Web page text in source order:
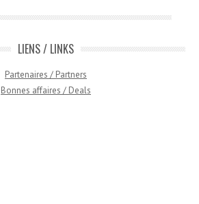
LIENS / LINKS
Partenaires / Partners
Bonnes affaires / Deals